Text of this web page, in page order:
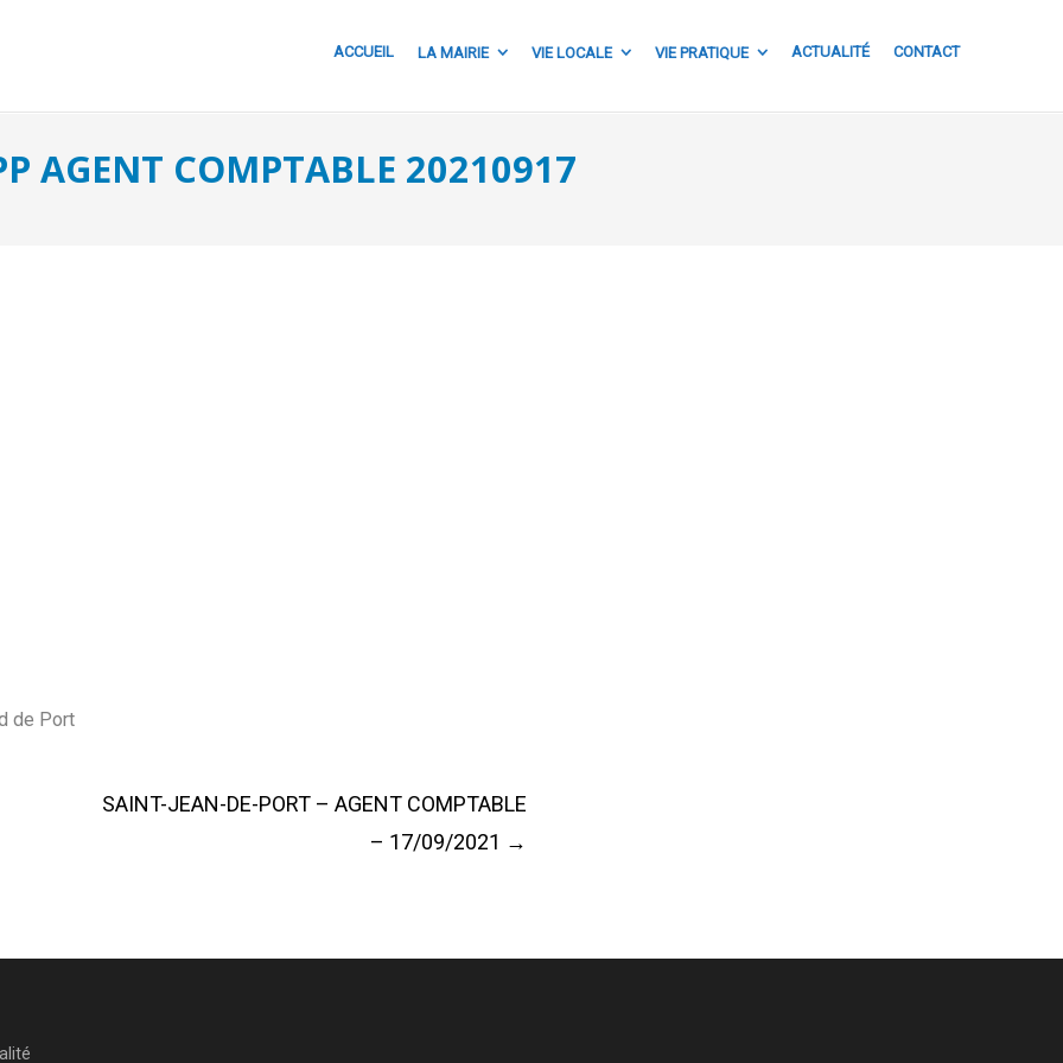
ACCUEIL LA MAIRIE VIE LOCALE VIE PRATIQUE ACTUALITÉ CONTACT
AGENT COMPTABLE 20210917
de Port
SAINT-JEAN-DE-PORT – AGENT COMPTABLE
– 17/09/2021 →